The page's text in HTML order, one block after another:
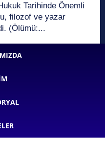
Tarihinde Önemli
(Ölümü:...